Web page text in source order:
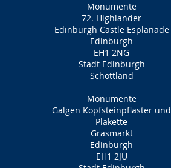
Monumente
72. Highlander
Edinburgh Castle Esplanade
Edinburgh
EH1 2NG
Stadt Edinburgh
Schottland
Monumente
Galgen Kopfsteinpflaster und
Plakette
Grasmarkt
Edinburgh
EH1 2JU